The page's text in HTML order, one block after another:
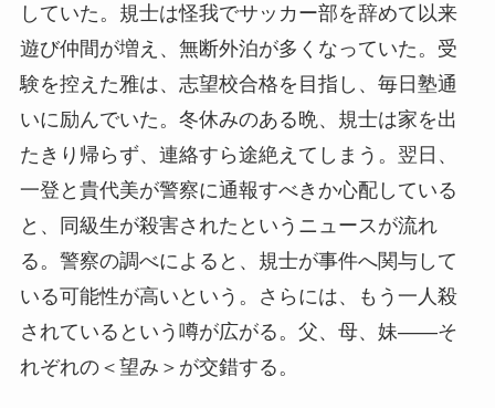
していた。規士は怪我でサッカー部を辞めて以来
遊び仲間が増え、無断外泊が多くなっていた。受
験を控えた雅は、志望校合格を目指し、毎日塾通
いに励んでいた。冬休みのある晩、規士は家を出
たきり帰らず、連絡すら途絶えてしまう。翌日、
一登と貴代美が警察に通報すべきか心配している
と、同級生が殺害されたというニュースが流れ
る。警察の調べによると、規士が事件へ関与して
いる可能性が高いという。さらには、もう一人殺
されているという噂が広がる。父、母、妹――そ
れぞれの＜望み＞が交錯する。